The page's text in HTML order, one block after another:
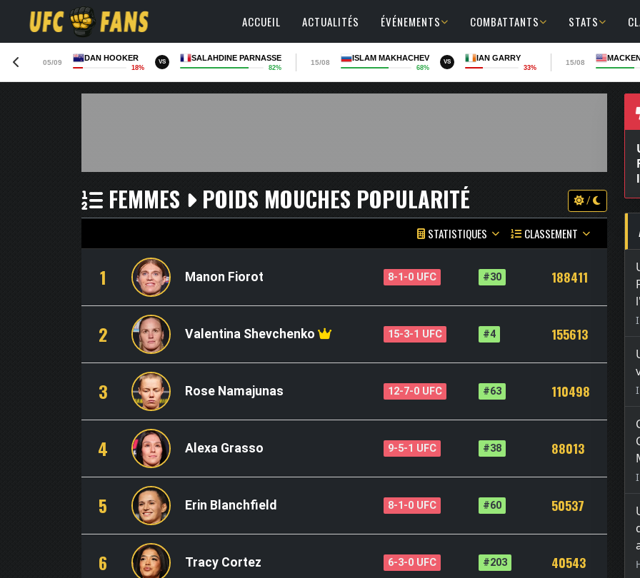
ACCUEIL ACTUALITÉS ÉVÉNEMENTS COMBATTANTS STATS
05/09
DAN HOOKER
18%
VS SALAHDINE PARNASSE
82%
15/08
ISLAM MAKHACHEV
68%
VS IAN GARRY
33%
15/08
FEMMES POIDS MOUCHES POPULARITÉ /
STATISTIQUES CLASSEMENT
1 Manon Fiorot 8-1-0 UFC #30 188411
2 Valentina Shevchenko 15-3-1 UFC #4 155613
3 Rose Namajunas 12-7-0 UFC #63 110498
4 Alexa Grasso 9-5-1 UFC #38 88013
5 Erin Blanchfield 8-1-0 UFC #60 50537
6 Tracy Cortez 6-3-0 UFC #203 40543